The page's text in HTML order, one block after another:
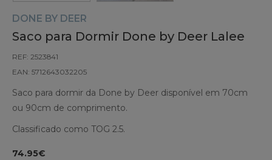
DONE BY DEER
Saco para Dormir Done by Deer Lalee
REF: 2523841
EAN: 5712643032205
Saco para dormir da Done by Deer disponível em 70cm
ou 90cm de comprimento.
Classificado como TOG 2.5.
74.95€